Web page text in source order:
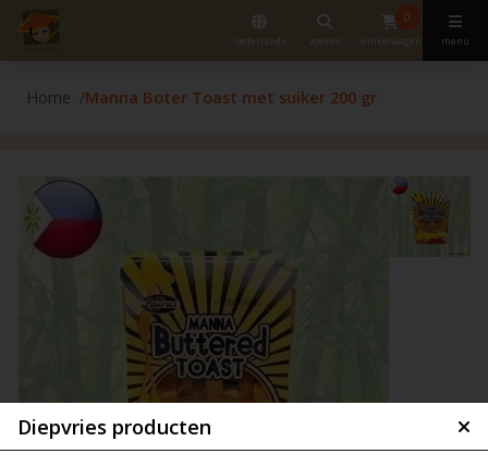
nederlands zoeken
0
winkelwagen menu
Diepvries producten
Home Manna Boter Toast met suiker 200 gr